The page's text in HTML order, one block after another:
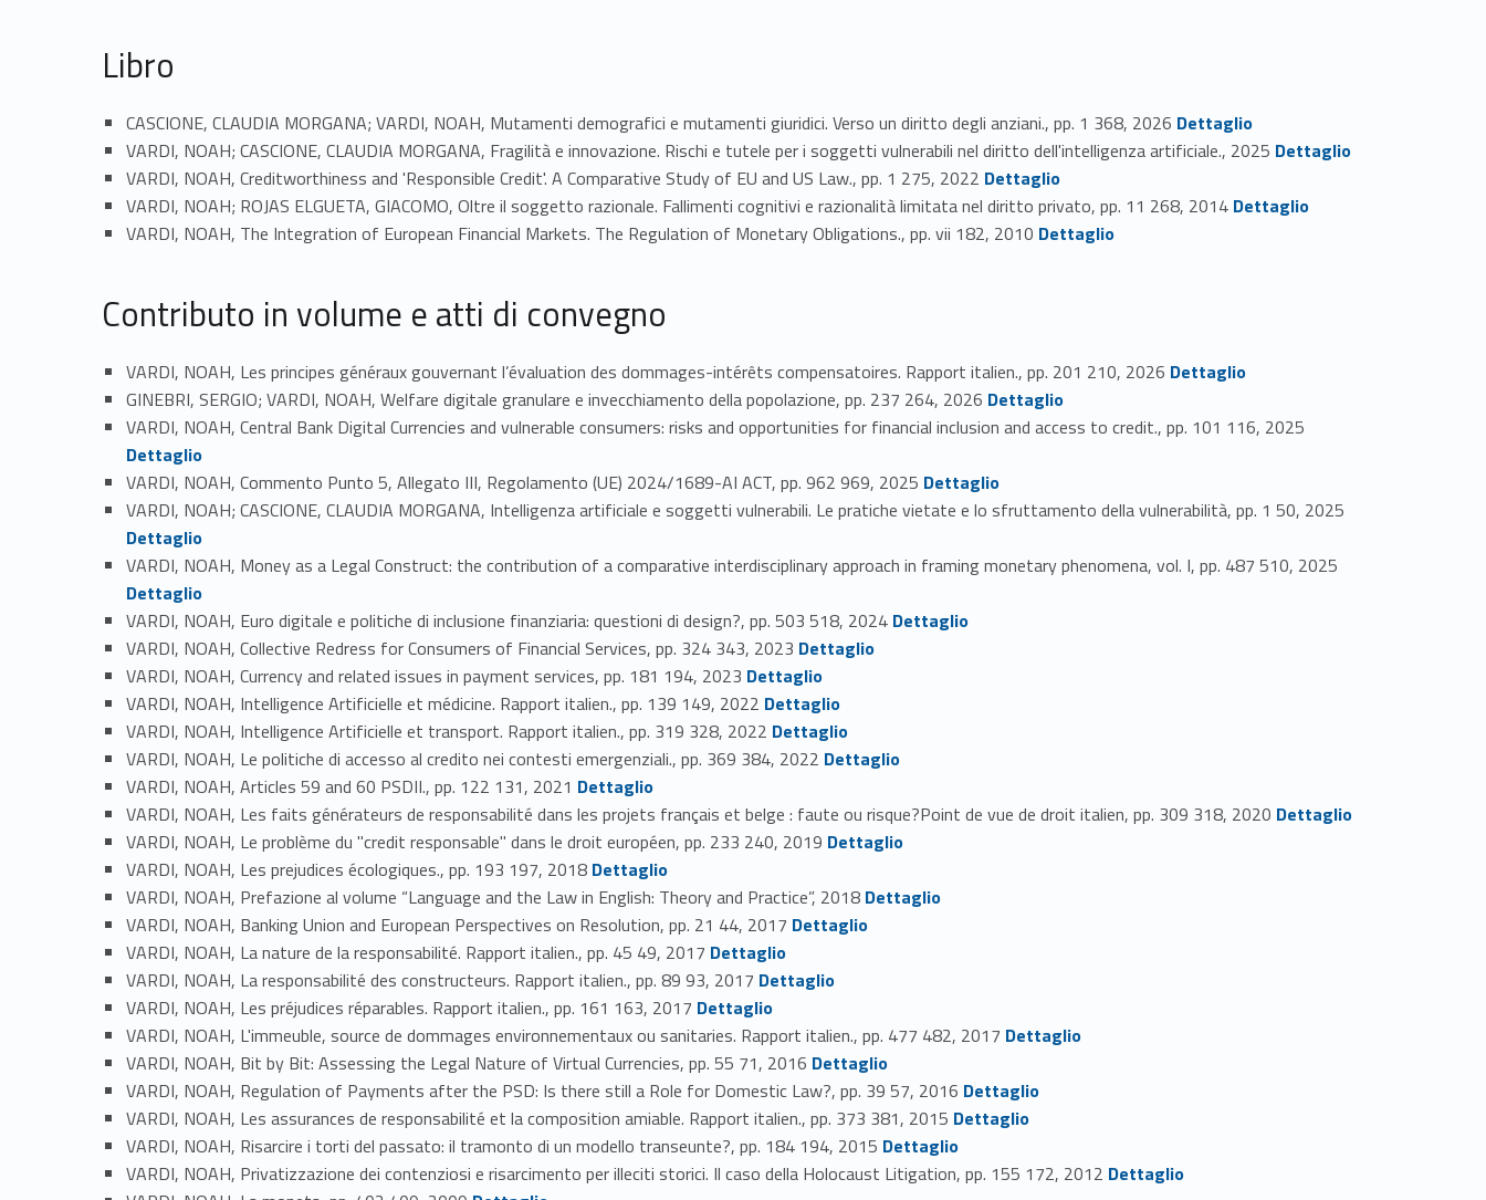
Libro
CASCIONE, CLAUDIA MORGANA; VARDI, NOAH, Mutamenti demografici e mutamenti giuridici. Verso un diritto degli anziani., pp. 1 368, 2026 Link identifier #identifier_person_84257-20
Dettaglio
VARDI, NOAH; CASCIONE, CLAUDIA MORGANA, Fragilità e innovazione. Rischi e tutele per i soggetti vulnerabili nel diritto dell'intelligenza artificiale., 2025 Link identifier #identifier_person_131111-21
Dettaglio
VARDI, NOAH, Creditworthiness and 'Responsible Credit'. A Comparative Study of EU and US Law., pp. 1 275, 2022 Link identifier #identifier_person_95722-22
Dettaglio
VARDI, NOAH; ROJAS ELGUETA, GIACOMO, Oltre il soggetto razionale. Fallimenti cognitivi e razionalità limitata nel diritto privato, pp. 11 268, 2014 Link identifier #identifier_person_57456-23
Dettaglio
VARDI, NOAH, The Integration of European Financial Markets. The Regulation of Monetary Obligations., pp. vii 182, 2010 Link identifier #identifier_person_30434-24
Dettaglio
Contributo in volume e atti di convegno
VARDI, NOAH, Les principes généraux gouvernant l’évaluation des dommages-intérêts compensatoires. Rapport italien., pp. 201 210, 2026 Link identifier #identifier_person_98362-25
Dettaglio
GINEBRI, SERGIO; VARDI, NOAH, Welfare digitale granulare e invecchiamento della popolazione, pp. 237 264, 2026 Link identifier #identifier_person_83629-26
Dettaglio
VARDI, NOAH, Central Bank Digital Currencies and vulnerable consumers: risks and opportunities for financial inclusion and access to credit., pp. 101 116, 2025
Dettaglio
VARDI, NOAH, Commento Punto 5, Allegato III, Regolamento (UE) 2024/1689-AI ACT, pp. 962 969, 2025 Link identifier #identifier_person_147435-28
Dettaglio
VARDI, NOAH; CASCIONE, CLAUDIA MORGANA, Intelligenza artificiale e soggetti vulnerabili. Le pratiche vietate e lo sfruttamento della vulnerabilità, pp. 1 50, 2025
Dettaglio
VARDI, NOAH, Money as a Legal Construct: the contribution of a comparative interdisciplinary approach in framing monetary phenomena, vol. I, pp. 487 510, 2025
Dettaglio
VARDI, NOAH, Euro digitale e politiche di inclusione finanziaria: questioni di design?, pp. 503 518, 2024 Link identifier #identifier_person_188408-31
Dettaglio
VARDI, NOAH, Collective Redress for Consumers of Financial Services, pp. 324 343, 2023 Link identifier #identifier_person_192502-32
Dettaglio
VARDI, NOAH, Currency and related issues in payment services, pp. 181 194, 2023 Link identifier #identifier_person_48008-33
Dettaglio
VARDI, NOAH, Intelligence Artificielle et médicine. Rapport italien., pp. 139 149, 2022 Link identifier #identifier_person_19078-34
Dettaglio
VARDI, NOAH, Intelligence Artificielle et transport. Rapport italien., pp. 319 328, 2022 Link identifier #identifier_person_116366-35
Dettaglio
VARDI, NOAH, Le politiche di accesso al credito nei contesti emergenziali., pp. 369 384, 2022 Link identifier #identifier_person_56298-36
Dettaglio
VARDI, NOAH, Articles 59 and 60 PSDII., pp. 122 131, 2021 Link identifier #identifier_person_96360-37
Dettaglio
VARDI, NOAH, Les faits générateurs de responsabilité dans les projets français et belge : faute ou risque?Point de vue de droit italien, pp. 309 318, 2020 Link identifier #identifier_person_187764-38
Dettaglio
VARDI, NOAH, Le problème du "credit responsable" dans le droit européen, pp. 233 240, 2019 Link identifier #identifier_person_60056-39
Dettaglio
VARDI, NOAH, Les prejudices écologiques., pp. 193 197, 2018 Link identifier #identifier_person_1864-40
Dettaglio
VARDI, NOAH, Prefazione al volume “Language and the Law in English: Theory and Practice”, 2018 Link identifier #identifier_person_22295-41
Dettaglio
VARDI, NOAH, Banking Union and European Perspectives on Resolution, pp. 21 44, 2017 Link identifier #identifier_person_10621-42
Dettaglio
VARDI, NOAH, La nature de la responsabilité. Rapport italien., pp. 45 49, 2017 Link identifier #identifier_person_191257-43
Dettaglio
VARDI, NOAH, La responsabilité des constructeurs. Rapport italien., pp. 89 93, 2017 Link identifier #identifier_person_27258-44
Dettaglio
VARDI, NOAH, Les préjudices réparables. Rapport italien., pp. 161 163, 2017 Link identifier #identifier_person_32122-45
Dettaglio
VARDI, NOAH, L'immeuble, source de dommages environnementaux ou sanitaries. Rapport italien., pp. 477 482, 2017 Link identifier #identifier_person_1628-46
Dettaglio
VARDI, NOAH, Bit by Bit: Assessing the Legal Nature of Virtual Currencies, pp. 55 71, 2016 Link identifier #identifier_person_156438-47
Dettaglio
VARDI, NOAH, Regulation of Payments after the PSD: Is there still a Role for Domestic Law?, pp. 39 57, 2016 Link identifier #identifier_person_64741-48
Dettaglio
VARDI, NOAH, Les assurances de responsabilité et la composition amiable. Rapport italien., pp. 373 381, 2015 Link identifier #identifier_person_17678-49
Dettaglio
VARDI, NOAH, Risarcire i torti del passato: il tramonto di un modello transeunte?, pp. 184 194, 2015 Link identifier #identifier_person_124067-50
Dettaglio
VARDI, NOAH, Privatizzazione dei contenziosi e risarcimento per illeciti storici. Il caso della Holocaust Litigation, pp. 155 172, 2012 Link identifier #identifier_person_27961-51
Dettaglio
Link identifier #identifier_person_104159-52